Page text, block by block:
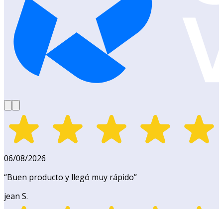
06/08/2026
“Buen producto y llegó muy rápido”
jean S.